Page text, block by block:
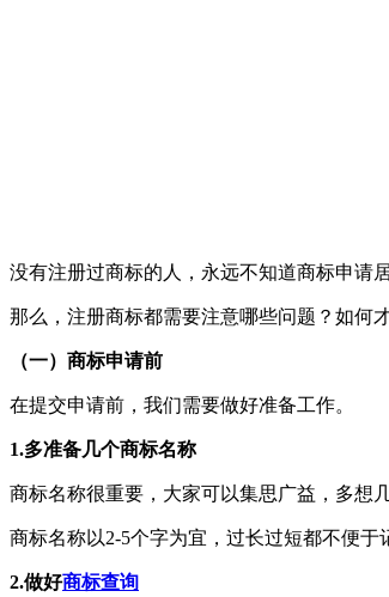
没有注册过商标的人，永远不知道商标申请
那么，注册商标都需要注意哪些问题？如何
（一）商标申请前
在提交申请前，我们需要做好准备工作。
1.多准备几个商标名称
商标名称很重要，大家可以集思广益，多想
商标名称以2-5个字为宜，过长过短都不便
2.做好商标查询